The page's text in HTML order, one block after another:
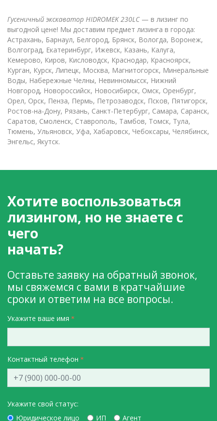
Гусеничный экскаватор HIDROMEK 230LC— в лизинг по
выгодной цене! Мы доставим предмет лизинга в города:
Астрахань, Барнаул, Белгород, Брянск, Вологда, Воронеж,
Волгоград, Екатеринбург, Ижевск, Казань, Калуга,
Кемерово, Киров, Кисловодск, Краснодар, Красноярск,
Курган, Курск, Липецк, Москва, Магнитогорск, Минеральные
Воды, Набережные Челны, Невинномысск, Нижний
Новгород, Новороссийск, Новосибирск, Омск, Оренбург,
Орел, Орск, Пенза, Пермь, Петрозаводск, Псков, Пятигорск,
Ростов-на-Дону, Рязань, Санкт-Петербург, Самара, Саранск,
Саратов, Смоленск, Ставрополь, Тамбов, Томск, Тула,
Тюмень, Ульяновск, Уфа, Хабаровск, Чебоксары, Челябинск,
Энгельс, Якутск.
Хотите воспользоваться
лизингом, но не знаете с
чего
начать?
Оставьте заявку на обратный звонок,
мы свяжемся с вами в кратчайшие
сроки и ответим на все вопросы.
Укажите ваше имя
Контактный телефон
Укажите свой статус:
Юридическое лицо
ИП
Агент